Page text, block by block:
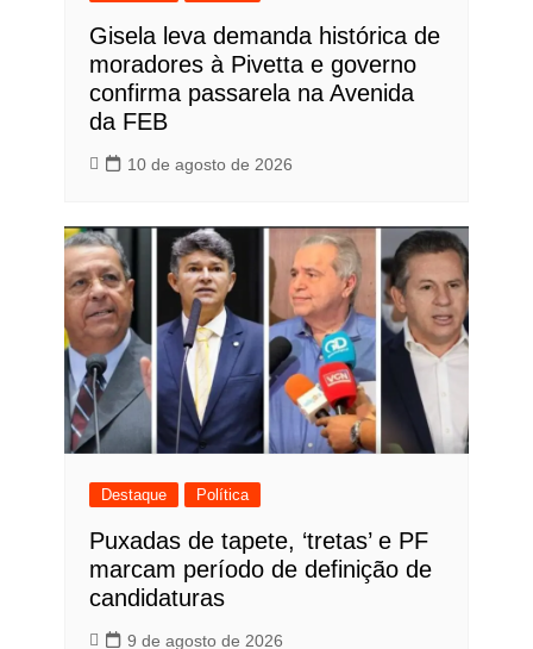
Gisela leva demanda histórica de
moradores à Pivetta e governo
confirma passarela na Avenida
da FEB
10 de agosto de 2026
Destaque Política
Puxadas de tapete, ‘tretas’ e PF
marcam período de definição de
candidaturas
9 de agosto de 2026